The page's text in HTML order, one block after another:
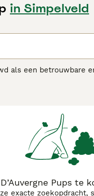
in Simpelveld
als een betrouwbare
Pups te
exacte zoekopdracht,